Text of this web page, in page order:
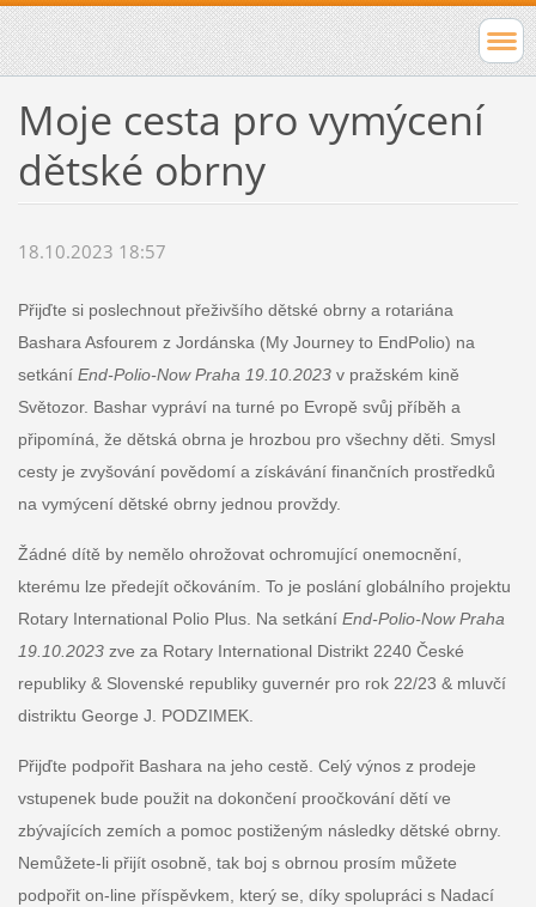
Moje cesta pro vymýcení
dětské obrny
18.10.2023 18:57
Přijďte si poslechnout přeživšího dětské obrny a rotariána
Bashara Asfourem z Jordánska (My Journey to EndPolio) na
setkání End-Polio-Now Praha 19.10.2023v pražském kině
Světozor. Bashar vypráví na turné po Evropě svůj příběh a
připomíná, že dětská obrna je hrozbou pro všechny děti. Smysl
cesty je zvyšování povědomí a získávání finančních prostředků
na vymýcení dětské obrny jednou provždy.
Žádné dítě by nemělo ohrožovat ochromující onemocnění,
kterému lze předejít očkováním. To je poslání globálního projektu
Rotary International Polio Plus. Na setkání End-Polio-Now Praha
19.10.2023zve za Rotary International Distrikt 2240 České
republiky & Slovenské republiky guvernér pro rok 22/23 & mluvčí
distriktu George J. PODZIMEK.
Přijďte podpořit Bashara na jeho cestě. Celý výnos z prodeje
vstupenek bude použit na dokončení proočkování dětí ve
zbývajících zemích a pomoc postiženým následky dětské obrny.
Nemůžete-li přijít osobně, tak boj s obrnou prosím můžete
podpořit on-line příspěvkem, který se, díky spolupráci s Nadací